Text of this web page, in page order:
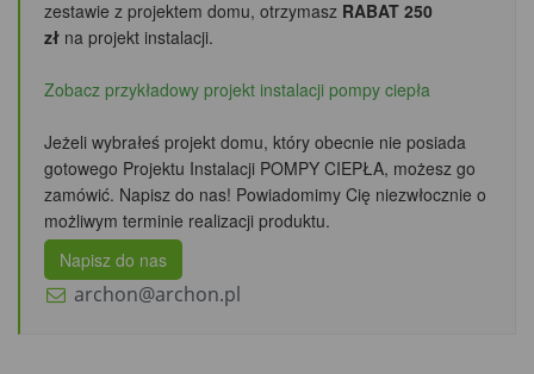
zestawie z projektem domu, otrzymasz RABAT 250
zł na projekt instalacji.
Zobacz przykładowy projekt instalacji pompy ciepła
Jeżeli wybrałeś projekt domu, który obecnie nie posiada
gotowego Projektu Instalacji POMPY CIEPŁA, możesz go
zamówić. Napisz do nas! Powiadomimy Cię niezwłocznie o
możliwym terminie realizacji produktu.
Napisz do nas
archon@archon.pl